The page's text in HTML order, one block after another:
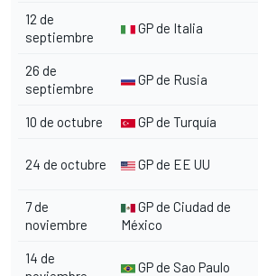
12 de
septiembre
GP de Italia
26 de
septiembre
GP de Rusia
10 de octubre GP de Turquía
24 de octubre GP de EE UU
7 de
noviembre
GP de Ciudad de
México
14 de
GP de Sao Paulo